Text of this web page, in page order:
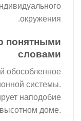
окружения.
понятными
словами
обособленное
системы.
наподобие
доме.